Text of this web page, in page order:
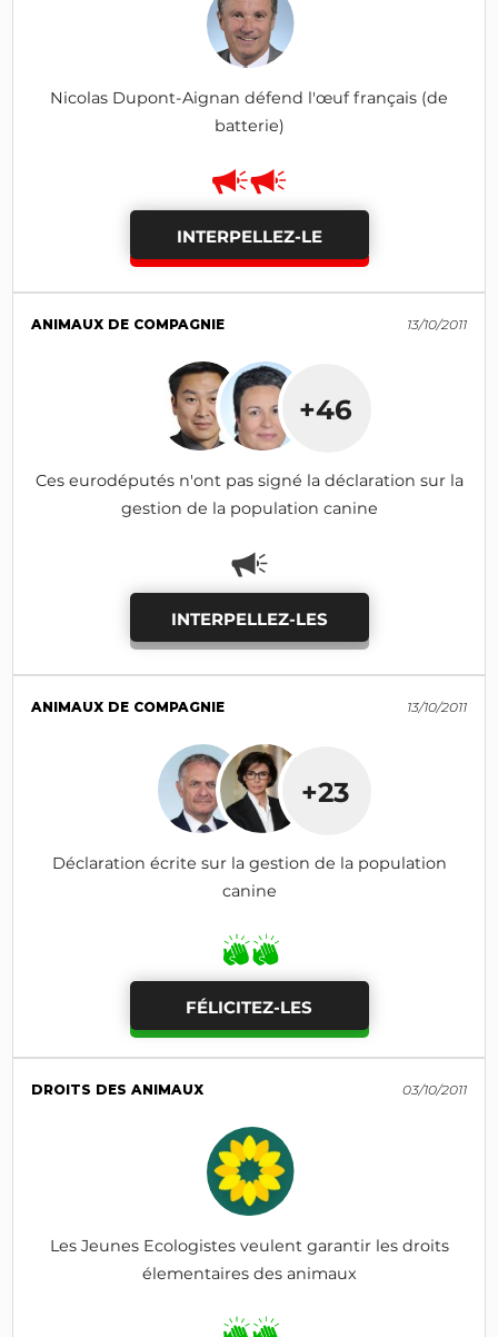
Nicolas Dupont-Aignan défend l'œuf français (de
batterie)
INTERPELLEZ-LE
ANIMAUX DE COMPAGNIE 13/10/2011
+46
Ces eurodéputés n'ont pas signé la déclaration sur la
gestion de la population canine
INTERPELLEZ-LES
ANIMAUX DE COMPAGNIE 13/10/2011
+23
Déclaration écrite sur la gestion de la population
canine
FÉLICITEZ-LES
DROITS DES ANIMAUX 03/10/2011
Les Jeunes Ecologistes veulent garantir les droits
élementaires des animaux